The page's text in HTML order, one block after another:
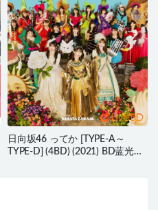
日向坂46 ってか [TYPE-A～
TYPE-D] (4BD) (2021) BD蓝光原